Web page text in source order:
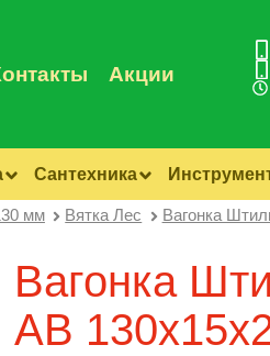
Акции
Сантехника
мм Вятка Лес Вагонка
Вагонка
AB